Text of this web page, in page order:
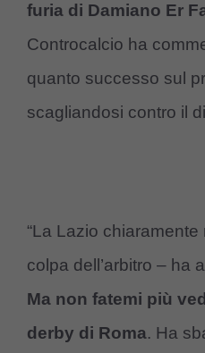
furia di Damiano Er
Controcalcio ha
quanto successo sul
scagliandosi contro il
“La Lazio
colpa dell’arbitro – ha
Ma non fatemi più
derby di Roma. Ha